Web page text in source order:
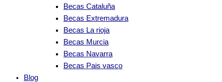
Becas Cataluña
Becas Extremadura
Becas La rioja
Becas Murcia
Becas Navarra
Becas Pais vasco
Blog